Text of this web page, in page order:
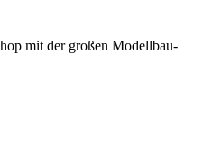
mit der großen Modellbau-